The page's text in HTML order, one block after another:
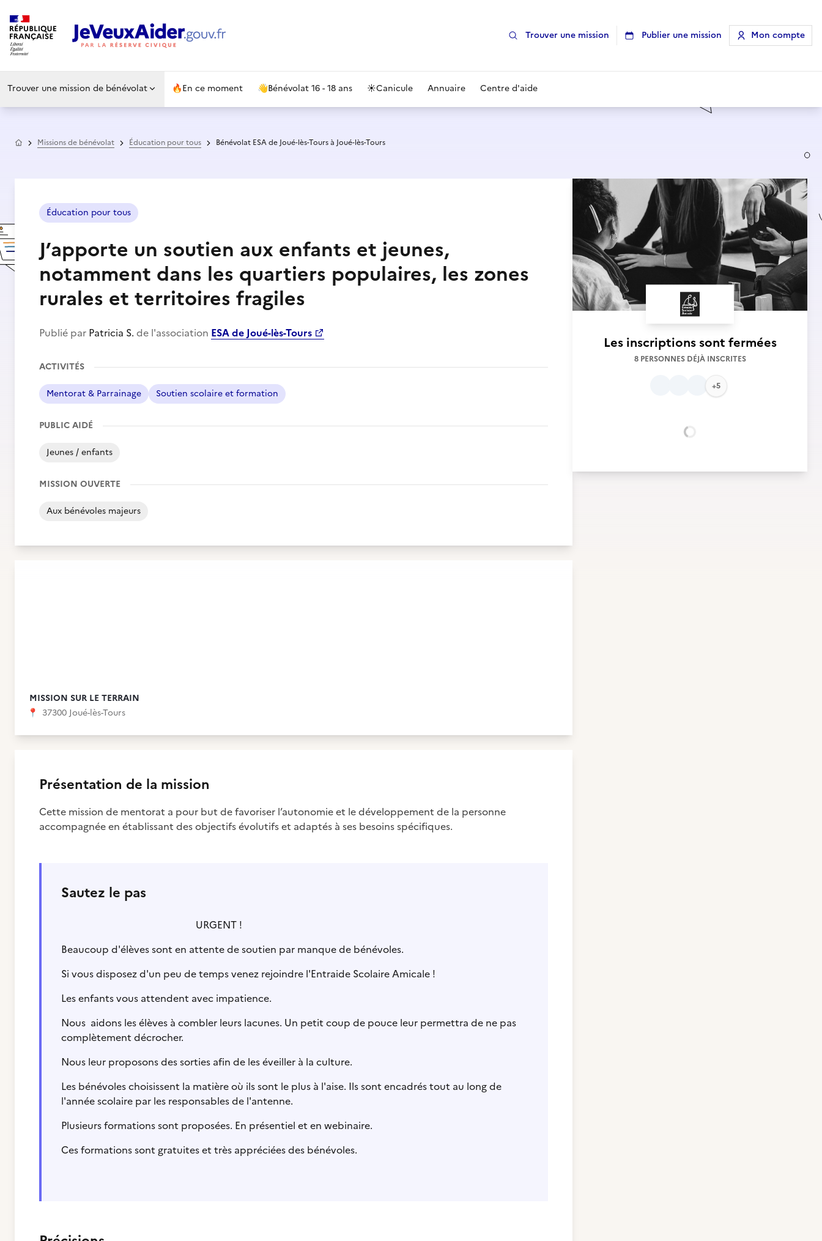
Trouver une mission Publier une mission Mon compte
Trouver une mission de bénévolat 🔥En ce moment 👋Bénévolat 16 - 18 ans ☀️Canicule Annuaire Centre d'aide
AccueilMissions de bénévolat Éducation pour tous Bénévolat ESA de Joué-lès-Tours à Joué-lès-Tours
Éducation pour tous
J’apporte un soutien aux enfants et jeunes,
notamment dans les quartiers populaires, les zones
rurales et territoires fragiles
Publié par Patricia S. de l'association ESA de Joué-lès-Tours
ACTIVITÉS
Mentorat & Parrainage Soutien scolaire et formation
PUBLIC AIDÉ
Jeunes / enfants
MISSION OUVERTE
Aux bénévoles majeurs
MISSION SUR LE TERRAIN
📍 37300 Joué-lès-Tours
Présentation de la mission
Cette mission de mentorat a pour but de favoriser l’autonomie et le développement de la personne
accompagnée en établissant des objectifs évolutifs et adaptés à ses besoins spécifiques.
Sautez le pas
URGENT !
Beaucoup d'élèves sont en attente de soutien par manque de bénévoles.
Si vous disposez d'un peu de temps venez rejoindre l'Entraide Scolaire Amicale !
Les enfants vous attendent avec impatience.
Nous aidons les élèves à combler leurs lacunes. Un petit coup de pouce leur permettra de ne pas
complètement décrocher.
Nous leur proposons des sorties afin de les éveiller à la culture.
Les bénévoles choisissent la matière où ils sont le plus à l'aise. Ils sont encadrés tout au long de
l'année scolaire par les responsables de l'antenne.
Plusieurs formations sont proposées. En présentiel et en webinaire.
Ces formations sont gratuites et très appréciées des bénévoles.
Les inscriptions sont fermées
8 PERSONNES DÉJÀ INSCRITES
+5